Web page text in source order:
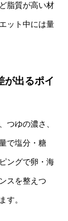
脂質が高い材
ット中には量
が出るポイ
つゆの濃さ、
で塩分・糖
ングで卵・海
スを整えつ
す。